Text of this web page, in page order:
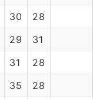
30
28
29
31
31
28
35 28